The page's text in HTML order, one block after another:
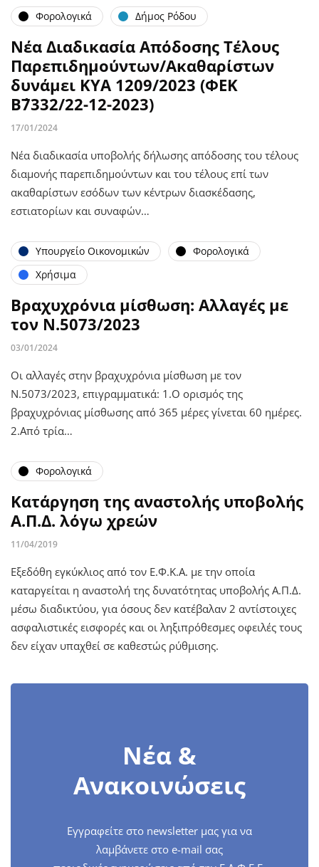
Φορολογικά Δήμος Ρόδου
Νέα Διαδικασία Απόδοσης Τέλους
Παρεπιδημούντων/Ακαθαρίστων
δυνάμει ΚΥΑ 1209/2023 (ΦΕΚ
Β΄7332/22-12-2023)
17/01/2024
Νέα διαδικασία υποβολής δήλωσης απόδοσης του τέλους
διαμονής παρεπιδημούντων και του τέλους επί των
ακαθαρίστων εσόδων των κέντρων διασκέδασης,
εστιατορίων και συναφών…
Υπουργείο Οικονομικών
Φορολογικά
Χρήσιμα
Βραχυχρόνια μίσθωση: Αλλαγές με
τον Ν.5073/2023
03/01/2024
Οι αλλαγές στην βραχυχρόνια μίσθωση με τον
Ν.5073/2023, επιγραμματικά: 1.Ο ορισμός της
βραχυχρόνιας μίσθωσης από 365 μέρες γίνεται 60 ημέρες.
2.Από τρία…
Φορολογικά
Κατάργηση της αναστολής υποβολής
Α.Π.Δ. λόγω χρεών
11/04/2019
Εξεδόθη εγκύκλιος από τον Ε.Φ.Κ.Α. με την οποία
καταργείται η αναστολή της δυνατότητας υποβολής Α.Π.Δ.
μέσω διαδικτύου, για όσους δεν κατέβαλαν 2 αντίστοιχες
ασφαλιστικές εισφορές και οι ληξιπρόθεσμες οφειλές τους
δεν είχαν υπαχθεί σε καθεστώς ρύθμισης.
Νέα &
Ανακοινώσεις
Εγγραφείτε στο newsletter μας για να
λαμβάνετε στο e-mail σας